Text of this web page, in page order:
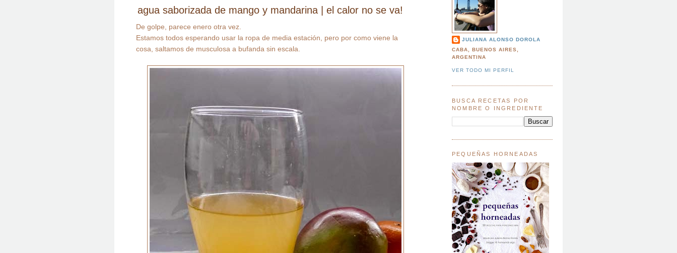
agua saborizada de mango y mandarina | el calor no se va!
De golpe, parece enero otra vez.
Estamos todos esperando usar la ropa de media estación, pero por como viene la
cosa, saltamos de musculosa a bufanda sin escala.
JULIANA ALONSO DOROLA
CABA, BUENOS AIRES,
ARGENTINA
VER TODO MI PERFIL
BUSCA RECETAS POR
NOMBRE O INGREDIENTE
PEQUEÑAS HORNEADAS